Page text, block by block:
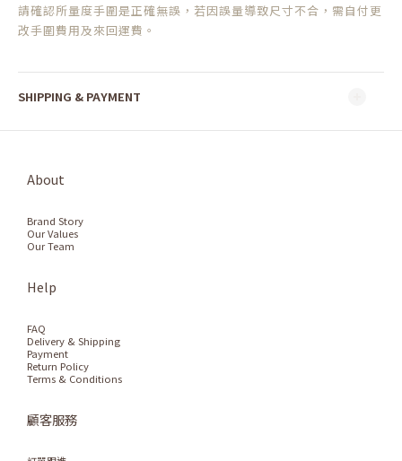
請確認所量度手圍是正確無誤，若因誤量導致尺寸不合，需自付更
改手圍費用及來回運費。
SHIPPING & PAYMENT
About
Brand Story
Our Values
Our Team
Help
FAQ
Delivery & Shipping
Payment
Return Policy
Terms & Conditions
顧客服務